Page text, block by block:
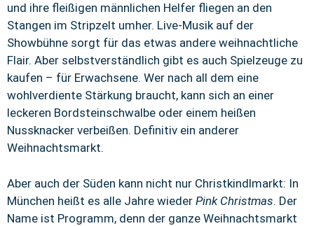
und ihre fleißigen männlichen Helfer fliegen an den
Stangen im Stripzelt umher. Live-Musik auf der
Showbühne sorgt für das etwas andere weihnachtliche
Flair. Aber selbstverständlich gibt es auch Spielzeuge zu
kaufen – für Erwachsene. Wer nach all dem eine
wohlverdiente Stärkung braucht, kann sich an einer
leckeren Bordsteinschwalbe oder einem heißen
Nussknacker verbeißen. Definitiv ein anderer
Weihnachtsmarkt.
Aber auch der Süden kann nicht nur Christkindlmarkt: In
München heißt es alle Jahre wieder Pink Christmas. Der
Name ist Programm, denn der ganze Weihnachtsmarkt